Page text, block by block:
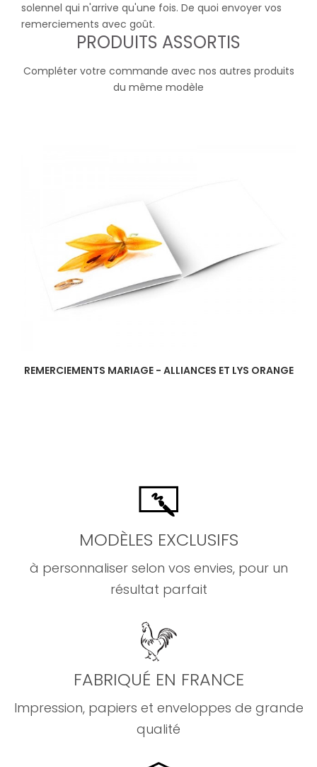
solennel qui n'arrive qu'une fois. De quoi envoyer vos
remerciements avec goût.
PRODUITS ASSORTIS
Compléter votre commande avec nos autres produits
du même modèle
REMERCIEMENTS MARIAGE - ALLIANCES ET LYS ORANGE
MODÈLES EXCLUSIFS
à personnaliser selon vos envies, pour un
résultat parfait
FABRIQUÉ EN FRANCE
Impression, papiers et enveloppes de grande
qualité